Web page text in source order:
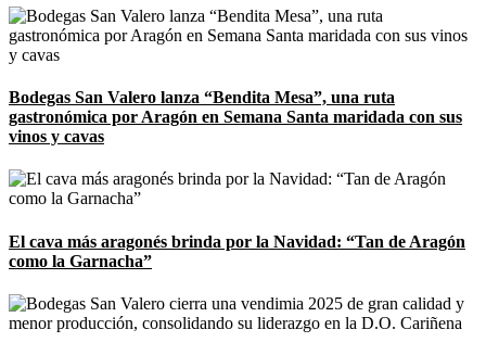
Bodegas San Valero lanza “Bendita Mesa”, una ruta
gastronómica por Aragón en Semana Santa maridada con sus
vinos y cavas
El cava más aragonés brinda por la Navidad: “Tan de Aragón
como la Garnacha”